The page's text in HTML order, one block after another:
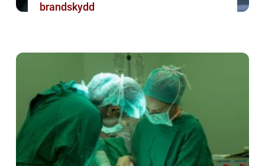
brandskydd